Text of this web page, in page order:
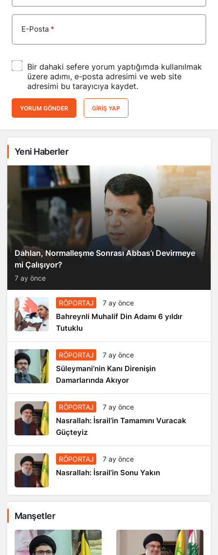
E-Posta *
Bir dahaki sefere yorum yaptığımda kullanılmak
üzere adımı, e-posta adresimi ve web site
adresimi bu tarayıcıya kaydet.
YORUM GÖNDER GIRIŞ YAP
Yeni Haberler
Dahlan, Normalleşme Sonrası Abbas’ı Devirmeye
mi Çalışıyor?
7 ay önce
RÖPORTAJ 7 ay önce
Bahreynli Muhalif Din Adamı 6 yıldır
Tutuklu
RÖPORTAJ 7 ay önce
Süleymani’nin Kanı Direnişin
Damarlarında Akıyor
RÖPORTAJ 7 ay önce
Nasrallah: İsrail’in Tamamını Vuracak
Güçteyiz
RÖPORTAJ 7 ay önce
Nasrallah: İsrail’in Sonu Yakın
Manşetler